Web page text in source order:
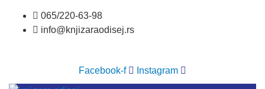
sadržaj
065/220-63-98
info@knjizaraodisej.rs
Facebook-f Instagram